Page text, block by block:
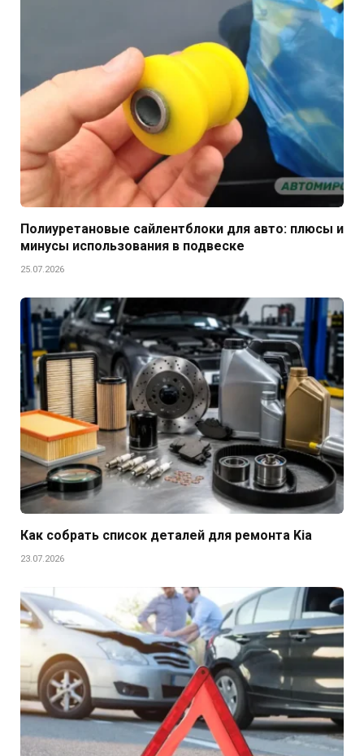
Полиуретановые сайлентблоки для авто: плюсы и
минусы использования в подвеске
25.07.2026
Как собрать список деталей для ремонта Kia
23.07.2026